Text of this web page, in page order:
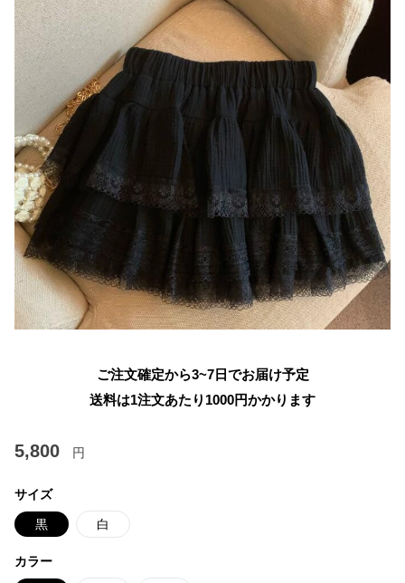
ご注文確定から3~7日でお届け予定
送料は1注文あたり 1000円かかります
5,800 円
サイズ
黒 白
カラー